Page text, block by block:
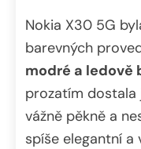
Nokia X30 5G
barevných
modré a ledově
prozatím dostala
vážně pěkně a
spíše elegantní